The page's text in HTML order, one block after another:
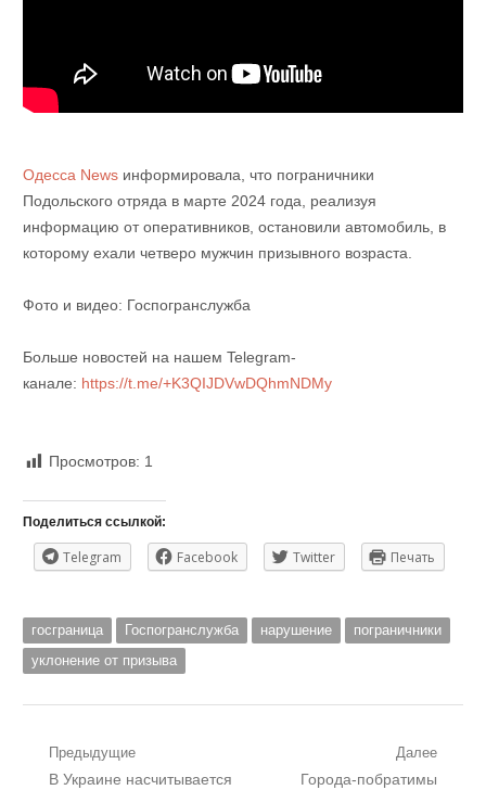
Одесса Newsинформировала, что пограничники
Подольского отряда в марте 2024 года, реализуя
информацию от оперативников, остановили автомобиль, в
которому ехали четверо мужчин призывного возраста.
Фото и видео: Госпогранслужба
Больше новостей на нашем Telegram-
канале: https://t.me/+K3QIJDVwDQhmNDMy
Просмотров: 1
Поделиться ссылкой:
Telegram Facebook Twitter Печать
госграница Госпогранслужба нарушение
пограничники
уклонение от призыва
Навигация
Предыдущие
Предыдущий
В Украине насчитывается
Далее
Следующий
Города-побратимы